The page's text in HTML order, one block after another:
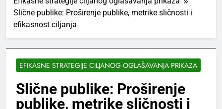
Slične publike: Proširenje publike, metrike sličnosti i
efikasnost ciljanja
EFIKASNE STRATEGIJE CILJANOG OGLAŠAVANJA PRIKAZA
Slične publike: Proširenje
publike, metrike sličnosti i